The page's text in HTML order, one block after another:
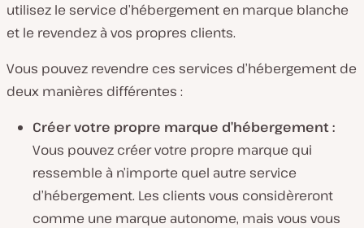
utilisez le service d’hébergement en marque blanche
et le revendez à vos propres clients.
Vous pouvez revendre ces services d’hébergement de
deux manières différentes :
Créer votre propre marque d’hébergement :
Vous pouvez créer votre propre marque qui
ressemble à n’importe quel autre service
d’hébergement. Les clients vous considèreront
comme une marque autonome, mais vous vous